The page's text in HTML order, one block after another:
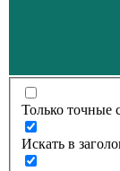
Только точные
Искать в